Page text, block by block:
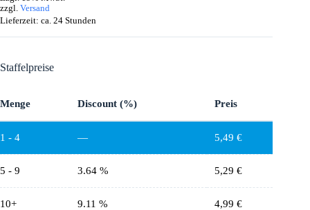
zzgl. Versand
Lieferzeit: ca. 24 Stunden
Staffelpreise
Menge Discount (%) Preis
1 - 4 — 5,49 €
5 - 9 3.64 % 5,29 €
10+ 9.11 % 4,99 €